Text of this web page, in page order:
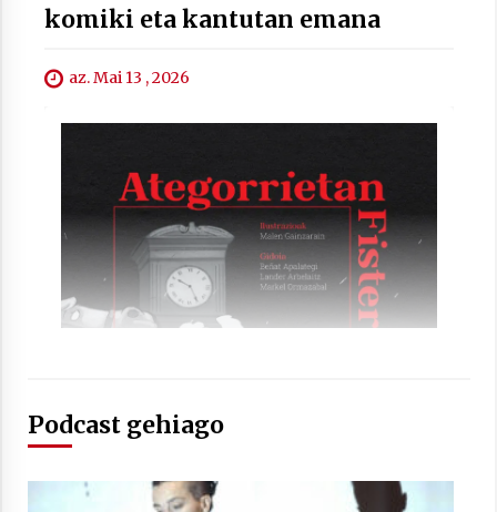
Arrosaren 20 urteez
Hala Bedi irratiko Hizpidea saioan
Arrosaren 20 urteez
2021/07/03
Zebrabidearen denboraldi amaiera
2021/07/01
komiki eta kantutan emana
az. Mai 13 , 2026
Podcast gehiago